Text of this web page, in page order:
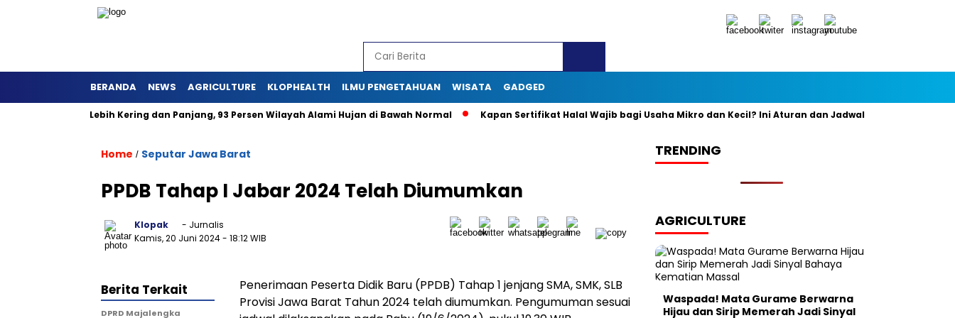
BERANDA NEWS AGRICULTURE KLOPHEALTH ILMU PENGETAHUAN WISATA GADGED
Barat Lebih Kering dan Panjang, 93 Persen Wilayah Alami Hujan di Bawah Normal Kapan Sertifikat Halal Wajib bagi Usaha Mikro dan Kecil? Ini Aturan dan Jadwal Resminya
Home / Seputar Jawa Barat
PPDB Tahap I Jabar 2024 Telah Diumumkan
Klopak
- Jurnalis
Kamis, 20 Juni 2024- 18:12 WIB
Penerimaan Peserta Didik Baru (PPDB) Tahap 1 jenjang SMA, SMK, SLB
Provisi Jawa Barat Tahun 2024 telah diumumkan. Pengumuman sesuai
Berita Terkait
DPRD Majalengka
TRENDING
AGRICULTURE
Waspada! Mata Gurame Berwarna
Hijau dan Sirip Memerah Jadi Sinyal